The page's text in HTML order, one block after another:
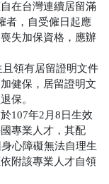
在台灣連續居留滿
者，自受僱日起應
失加保資格，應辦
領有居留證明文件
健保，居留證明文
保。
107年2月8日生效
專業人才，其配
心障礙無法自理生
附該專業人才自領